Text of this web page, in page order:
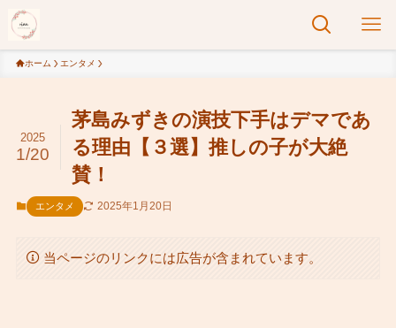
ホーム エンタメ
茅島みずきの演技下手はデマであ
る理由【３選】推しの子が大絶
賛！
2025
1/20
エンタメ 2025年1月20日
当ページのリンクには広告が含まれています。